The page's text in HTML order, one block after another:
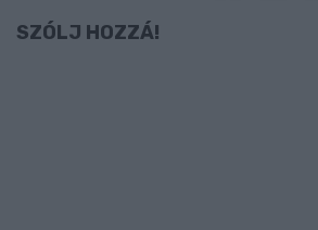
SZÓLJ HOZZÁ!